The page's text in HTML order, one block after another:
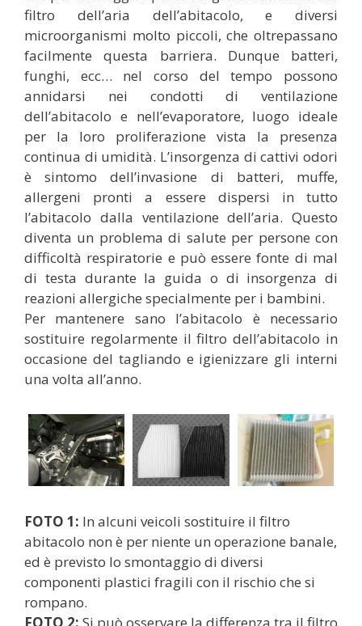
filtro dell’aria dell’abitacolo, e diversi
microorganismi molto piccoli, che oltrepassano
facilmente questa barriera. Dunque batteri,
funghi, ecc… nel corso del tempo possono
annidarsi nei condotti di ventilazione
dell’abitacolo e nell’evaporatore, luogo ideale
per la loro proliferazione vista la presenza
continua di umidità. L’insorgenza di cattivi odori
è sintomo dell’invasione di batteri, muffe,
allergeni pronti a essere dispersi in tutto
l’abitacolo dalla ventilazione dell’aria. Questo
diventa un problema di salute per persone con
difficoltà respiratorie e può essere fonte di mal
di testa durante la guida o di insorgenza di
reazioni allergiche specialmente per i bambini.
Per mantenere sano l’abitacolo è necessario
sostituire regolarmente il filtro dell’abitacolo in
occasione del tagliando e igienizzare gli interni
una volta all’anno.
FOTO 1: In alcuni veicoli sostituire il filtro
abitacolo non è per niente un operazione banale,
ed è previsto lo smontaggio di diversi
componenti plastici fragili con il rischio che si
rompano.
FOTO 2: Si può osservare la differenza tra il filtro